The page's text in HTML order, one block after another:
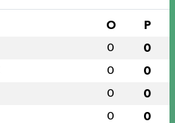
O P
0 0
0 0
0 0
0 0